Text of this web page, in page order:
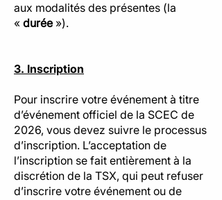
aux modalités des présentes (la
« durée »).
3. Inscription
Pour inscrire votre événement à titre
d’événement officiel de la SCEC de
2026, vous devez suivre le processus
d’inscription. L’acceptation de
l’inscription se fait entièrement à la
discrétion de la TSX, qui peut refuser
d’inscrire votre événement ou de